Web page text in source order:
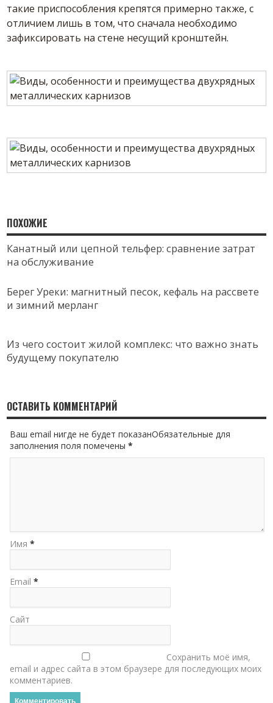
такие приспособления крепятся примерно также, с
отличием лишь в том, что сначала необходимо
зафиксировать на стене несущий кронштейн.
ПОХОЖИЕ
Канатный или цепной тельфер: сравнение затрат
на обслуживание
Берег Уреки: магнитный песок, кефаль на рассвете
и зимний мерланг
Из чего состоит жилой комплекс: что важно знать
будущему покупателю
ОСТАВИТЬ КОММЕНТАРИЙ
Ваш email нигде не будет показанОбязательные для
заполнения поля помечены*
Имя *
Email *
Сайт
Сохранить моё имя,
email и адрес сайта в этом браузере для последующих моих
комментариев.